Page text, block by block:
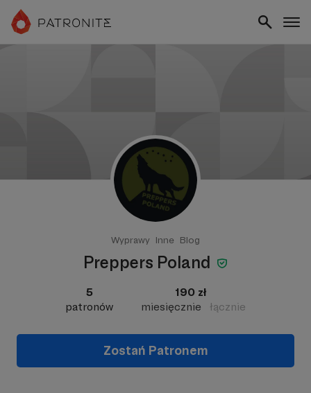
Wyprawy Inne Blog
Preppers Poland
5
patronów
190 zł
miesięcznie
łącznie
Zostań Patronem